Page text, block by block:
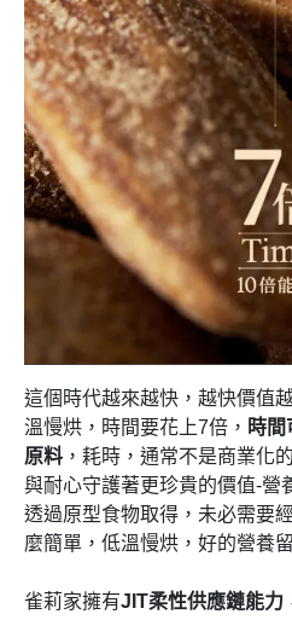
這個時代越來越快，越快價值
溫慢烘，時間要花上7倍， 時
原料 ，耗時，通常不是商業化
與耐心守護著更珍貴的價值-營
透過原型食物取得，未必需要
麼簡單，低溫慢烘，好的營養
雀莉家擁有JIT柔性供應鏈能力